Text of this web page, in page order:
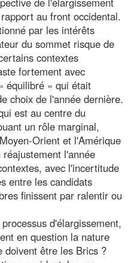
au front occidental.
par les intérêts
du sommet risque de
contextes
fortement avec
équilibré » qui était
choix de l'année dernière.
est au centre du
un rôle marginal,
Orient et l'Amérique
l'année
avec l'incertitude
entre les candidats
finissent par ralentir ou
d'élargissement,
en question la nature
doivent être les Brics ?